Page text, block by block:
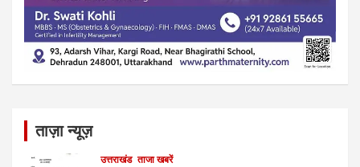
ताज़ा न्यूज़
उत्तराखंड ताजा खबरें